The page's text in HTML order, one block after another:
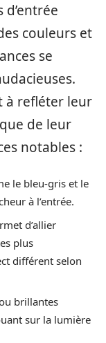
couleurs et
se
à refléter leur
de leur
notables :
le bleu-gris et le
à l’entrée.
d’allier
plus
différent selon
brillantes
sur la lumière